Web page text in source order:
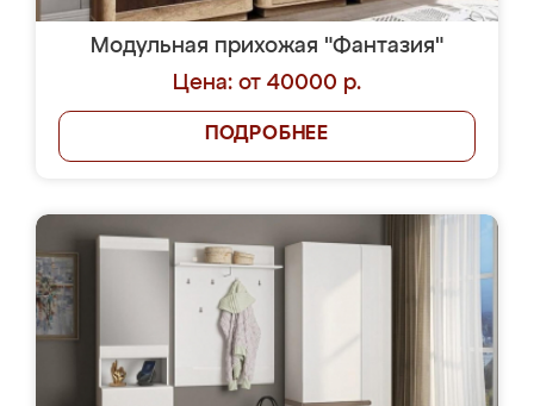
Модульная прихожая "Фантазия"
Цена: от 40000 р.
ПОДРОБНЕЕ